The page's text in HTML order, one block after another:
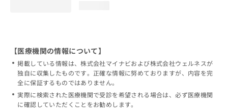
【医療機関の情報について】
掲載している情報は、株式会社マイナビおよび株式会社ウェルネスが
独自に収集したものです。正確な情報に努めておりますが、内容を完
全に保証するものではありません。
実際に検索された医療機関で受診を希望される場合は、必ず医療機関
に確認していただくことをお勧めします。